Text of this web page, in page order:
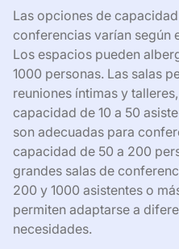
Las opciones de
conferencias varían según
Los espacios pueden
1000 personas. Las salas
reuniones íntimas y
capacidad de 10 a 50
son adecuadas para
capacidad de 50 a 200
grandes salas de
200 y 1000 asistentes o
permiten adaptarse a
necesidades.